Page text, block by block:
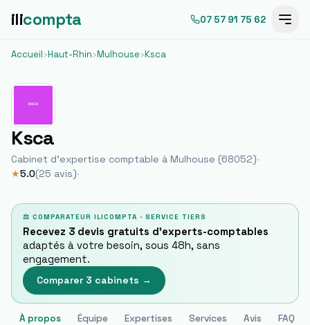
ilicompta 07 57 91 75 62
Accueil›Haut-Rhin›Mulhouse›Ksca
Ksca
Cabinet d'expertise comptable à Mulhouse (68052)·
★5.0(25 avis)·
⚖ COMPARATEUR ILICOMPTA · SERVICE TIERS
Recevez 3 devis gratuits d'experts-comptables
adaptés à votre besoin, sous 48h, sans
engagement.
Comparer 3 cabinets →
À propos Équipe Expertises Services Avis FAQ